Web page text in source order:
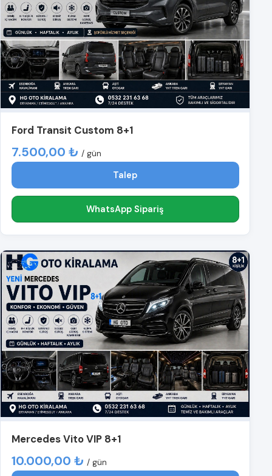
Ford Transit Custom 8+1
7.500,00 ₺ / gün
Talep
WhatsApp Sipariş
Mercedes Vito VIP 8+1
10.000,00 ₺ / gün